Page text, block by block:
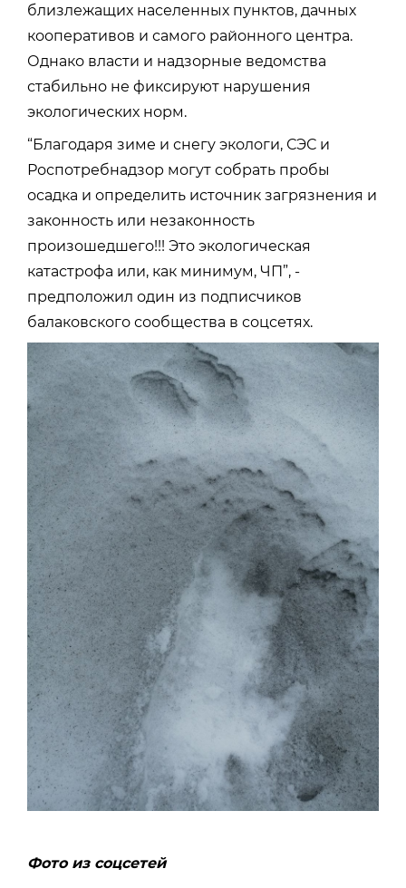
близлежащих населенных пунктов, дачных
кооперативов и самого районного центра.
Однако власти и надзорные ведомства
стабильно не фиксируют нарушения
экологических норм.
“Благодаря зиме и снегу экологи, СЭС и
Роспотребнадзор могут собрать пробы
осадка и определить источник загрязнения и
законность или незаконность
произошедшего!!! Это экологическая
катастрофа или, как минимум, ЧП”, -
предположил один из подписчиков
балаковского сообщества в соцсетях.
Фото из соцсетей